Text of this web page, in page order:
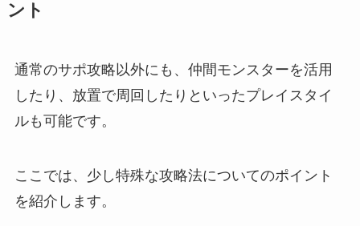
ント
通常のサポ攻略以外にも、仲間モンスターを活用
したり、放置で周回したりといったプレイスタイ
ルも可能です。
ここでは、少し特殊な攻略法についてのポイント
を紹介します。